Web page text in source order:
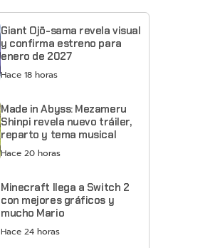
Giant Ojō-sama revela visual
y confirma estreno para
enero de 2027
Hace 18 horas
Made in Abyss: Mezameru
Shinpi revela nuevo tráiler,
reparto y tema musical
Hace 20 horas
Minecraft llega a Switch 2
con mejores gráficos y
mucho Mario
Hace 24 horas